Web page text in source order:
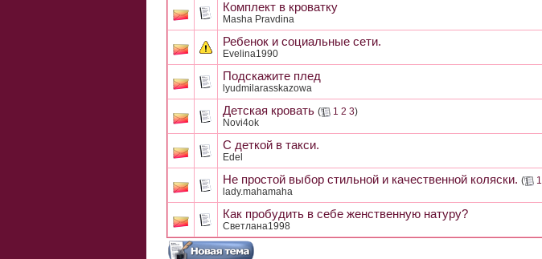
Комплект в кроватку
Masha Pravdina
Ребенок и социальные сети.
Evelina1990
Подскажите плед
lyudmilarasskazowa
Детская кровать ( 1 2 3)
Novi4ok
С деткой в такси.
Edel
Не простой выбор стильной и качественной коляски. ( 1
lady.mahamaha
Как пробудить в себе женственную натуру?
Светлана1998